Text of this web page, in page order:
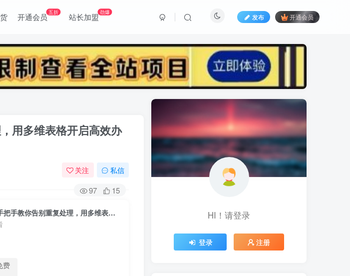
开通会员五折 站长加盟劲爆
发布 开通会员
用多维表格开启高效办
关注 私信
97 15
飞书多维表格自动化训练营，手把手教你告别重复处理，用多维表格开启高效办公新模式
费
标签云
(1)黑科技 黑神话
鱼塘起号(1) 魔兽亚服(0) 魔兽(1)
骚气语音包
餐饮门店(1) 餐饮人(1) 餐饮(3)
(1) 风水教程(0) 风水(1)
风光摄影(1) 音乐号 音乐人项目(0)
音乐U盘(1) 韩国动漫(1)
HI！请登录
登录 注册